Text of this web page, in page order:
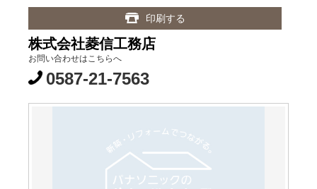
株式会社菱信工務店
お問い合わせはこちらへ
0587-21-7563
印刷する